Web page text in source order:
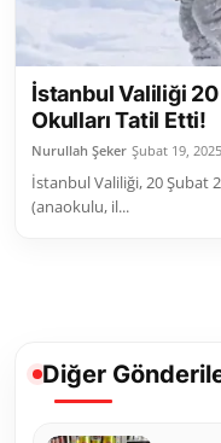
Kamu Kurumları ve
Resmi Reklamlar
İstanbul Valiliği
Okulları Tatil Etti!
Nurullah Şeker Şubat 19, 2025
İstanbul Valiliği, 20 Şubat
(anaokulu, il...
Diğer